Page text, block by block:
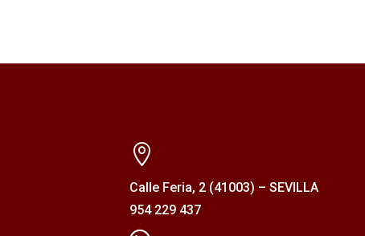

Calle Feria, 2 (41003) – SEVILLA
954 229 437